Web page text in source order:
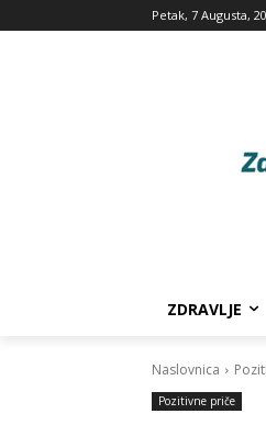
Petak, 7 Augusta,
ZDRAVLJE
Naslovnica
Pozitivne priče